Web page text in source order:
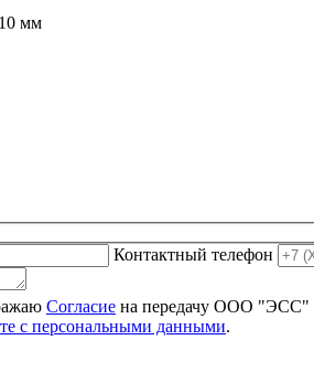
мм
Контактный телефон
Согласие на передачу ООО "ЭСС"
с персональными данными.